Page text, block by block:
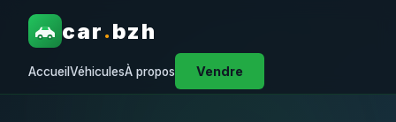
car . bzh
AccueilVéhiculesÀ propos Vendre